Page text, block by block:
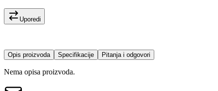
Uporedi
Opis proizvoda Specifikacije Pitanja i odgovori
Nema opisa proizvoda.